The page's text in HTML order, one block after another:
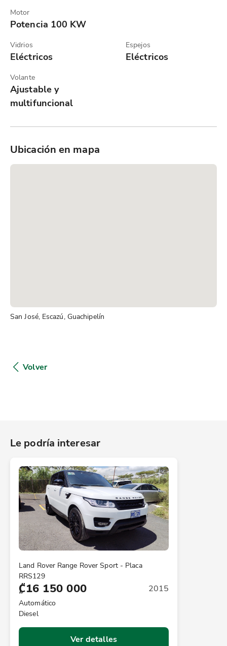
Motor
Potencia 100 KW
Vidrios
Eléctricos
Espejos
Eléctricos
Volante
Ajustable y
multifuncional
Ubicación en mapa
San José, Escazú, Guachipelín
Volver
Le podría interesar
Land Rover Range Rover Sport - Placa
RRS129
₡16 150 000 2015
Automático
Diesel
Ver detalles